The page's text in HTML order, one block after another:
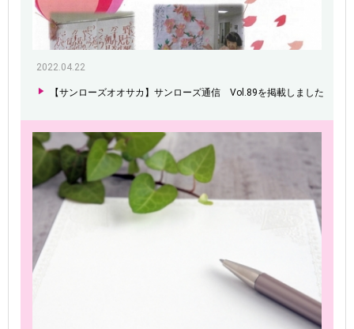
2022.04.22
【サンローズオオサカ】サンローズ通信 Vol.89を掲載しました